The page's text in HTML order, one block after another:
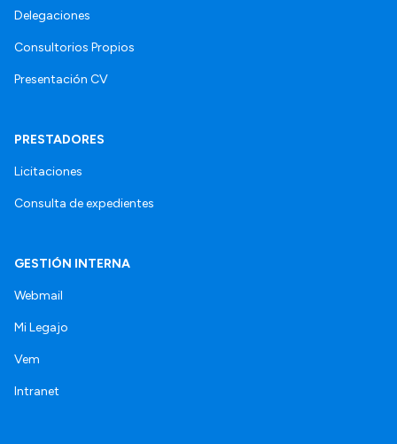
Delegaciones
Consultorios Propios
Presentación CV
PRESTADORES
Licitaciones
Consulta de expedientes
GESTIÓN INTERNA
Webmail
Mi Legajo
Vem
Intranet